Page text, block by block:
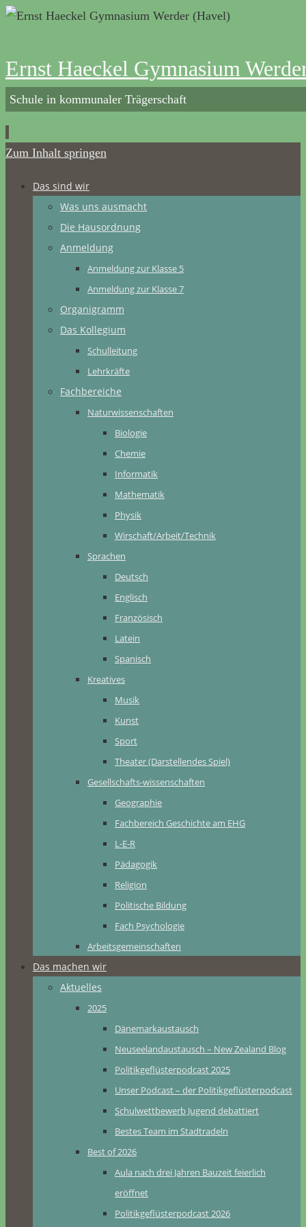
Ernst Haeckel Gymnasium
Schule in kommunaler Trägerschaft
Zum Inhalt springen
Das sind wir
Was uns ausmacht
Die Hausordnung
Anmeldung
Anmeldung zur Klasse 5
Anmeldung zur Klasse 7
Organigramm
Das Kollegium
Schulleitung
Lehrkräfte
Fachbereiche
Naturwissenschaften
Biologie
Chemie
Informatik
Mathematik
Physik
Wirschaft/Arbeit/Technik
Sprachen
Deutsch
Englisch
Französisch
Latein
Spanisch
Kreatives
Musik
Kunst
Sport
Theater (Darstellendes Spiel)
Gesellschafts-wissenschaften
Geographie
Fachbereich Geschichte am EHG
L-E-R
Pädagogik
Religion
Politische Bildung
Fach Psychologie
Arbeitsgemeinschaften
Das machen wir
Aktuelles
2025
Dänemarkaustausch
Neuseelandaustausch – New Zealand Blog
Politikgeflüsterpodcast 2025
Unser Podcast – der Politikgeflüsterpodcast
Schulwettbewerb Jugend debattiert
Bestes Team im Stadtradeln
Best of 2026
Aula nach drei Jahren Bauzeit feierlich
eröffnet
Politikgeflüsterpodcast 2026